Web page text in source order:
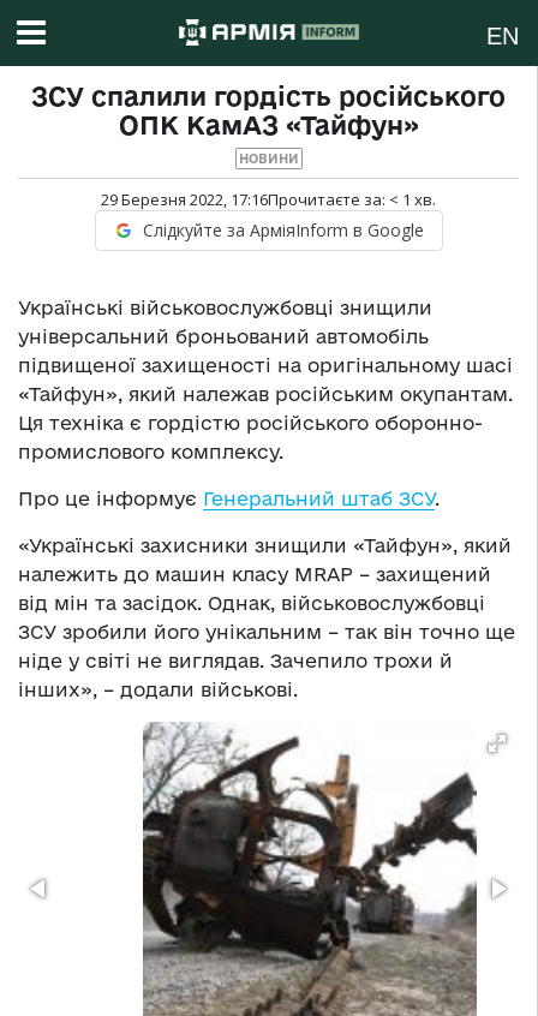
EN
ЗСУ спалили гордість російського
ОПК КамАЗ «Тайфун»
НОВИНИ
29 Березня 2022, 17:16Прочитаєте за: < 1 хв.
Слідкуйте за АрміяInform в Google
Українські військовослужбовці знищили
універсальний броньований автомобіль
підвищеної захищеності на оригінальному шасі
«Тайфун», який належав російським окупантам.
Ця техніка є гордістю російського оборонно-
промислового комплексу.
Про це інформує Генеральний штаб ЗСУ.
«Українські захисники знищили «Тайфун», який
належить до машин класу MRAP – захищений
від мін та засідок. Однак, військовослужбовці
ЗСУ зробили його унікальним – так він точно ще
ніде у світі не виглядав. Зачепило трохи й
інших», – додали військові.